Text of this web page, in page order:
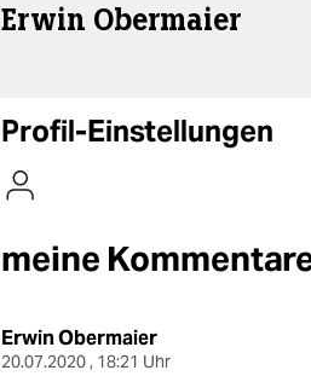
politik
gesellschaft
kultur
nord
Erwin Obermaier
Profil-Einstellungen
meine
Erwin Obermaier
20.07.2020 , 18:21 Uhr